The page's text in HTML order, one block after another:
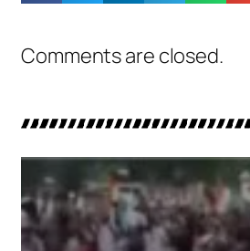
Comments are closed.